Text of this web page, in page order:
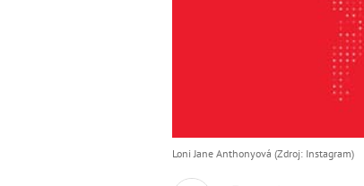
Loni Jane Anthonyová (Zdroj: Instagram)